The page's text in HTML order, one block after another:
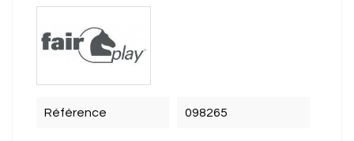
Référence 098265